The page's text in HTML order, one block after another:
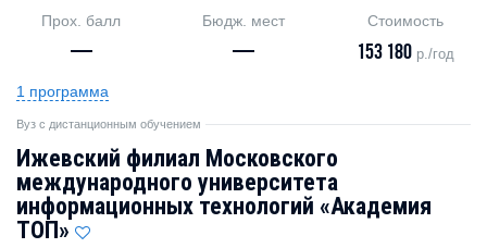
Прох. балл
—
Бюдж. мест
—
Стоимость
153 180 р./год
1 программа
Вуз с дистанционным обучением
Ижевский филиал Московского
международного университета
информационных технологий «Академия
TOП»